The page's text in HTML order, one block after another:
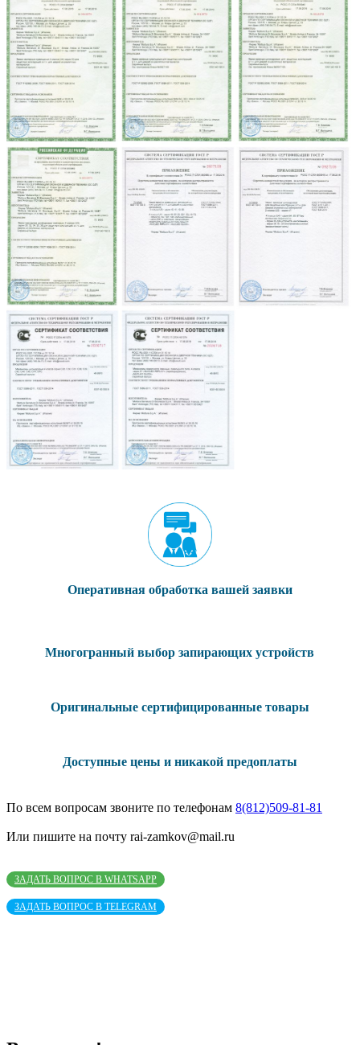
Оперативная обработка вашей заявки
Многогранный выбор запирающих устройств
Оригинальные сертифицированные товары
Доступные цены и никакой предоплаты
По всем вопросам звоните по телефонам 8(812)509-81-81
Или пишите на почту rai-zamkov@mail.ru
ЗАДАТЬ ВОПРОС В WHATSAPP
ЗАДАТЬ ВОПРОС В TELEGRAM